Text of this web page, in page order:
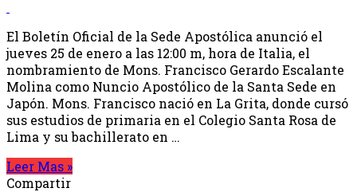
El Boletín Oficial de la Sede Apostólica anunció el
jueves 25 de enero a las 12:00 m, hora de Italia, el
nombramiento de Mons. Francisco Gerardo Escalante
Molina como Nuncio Apostólico de la Santa Sede en
Japón. Mons. Francisco nació en La Grita, donde cursó
sus estudios de primaria en el Colegio Santa Rosa de
Lima y su bachillerato en …
Leer Mas »
Compartir